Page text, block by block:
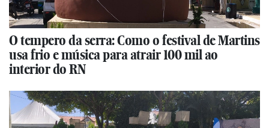
O tempero da serra: Como o festival de Martins
usa frio e música para atrair 100 mil ao
interior do RN